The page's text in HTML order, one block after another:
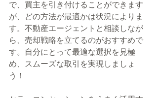
で、買主を引き付けることができます
が、どの方法が最適かは状況によりま
す。不動産エージェントと相談しなが
ら、売却戦略を立てるのがおすすめで
す。自分にとって最適な選択を見極
め、スムーズな取引を実現しましょ
う！